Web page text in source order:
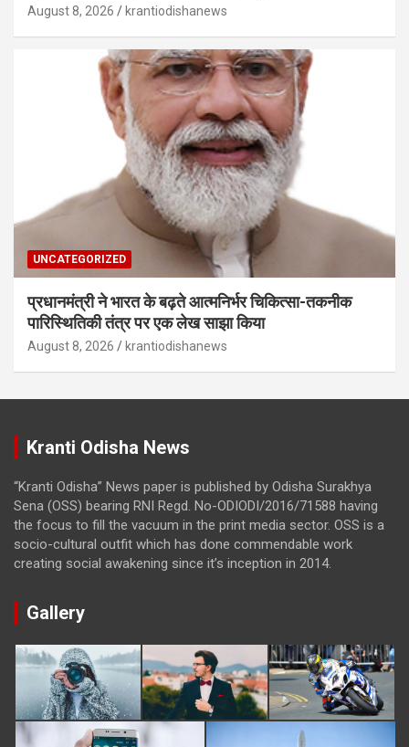
August 8, 2026 krantiodishanews
UNCATEGORIZED
प्रधानमंत्री ने भारत के बढ़ते आत्मनिर्भर चिकित्सा-तकनीक
पारिस्थितिकी तंत्र पर एक लेख साझा किया
August 8, 2026 krantiodishanews
Kranti Odisha News
“Kranti Odisha” News paper is published by Odisha Surakhya
Sena (OSS) bearing RNI Regd. No-ODIODI/2016/71588 having
the focus to fill the vacuum in the print media sector. OSS is a
socio-cultural outfit which has done commendable work
creating social awakening since it’s inception in 2014.
Gallery